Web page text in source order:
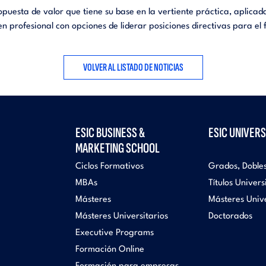
de valor que tiene su base en la vertiente práctica,
profesional con opciones de liderar posiciones directivas para el
VOLVER AL LISTADO DE NOTICIAS
ESIC BUSINESS &
MARKETING SCHOOL
Ciclos Formativos
MBAs
Másteres
Másteres Universitarios
Executive Programs
Formación Online
ESIC
Grados,
Títulos
Másteres
Doctorados